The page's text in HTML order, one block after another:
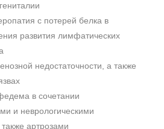
с потерей белка в
развития лимфатических
недостаточности, а также
в сочетании
и неврологическими
артрозами